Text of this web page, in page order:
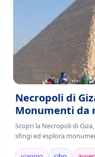
Necropoli di
Monumenti da
Scopri la Necropoli di
sfingi ed esplora
storia. Leggi di più!